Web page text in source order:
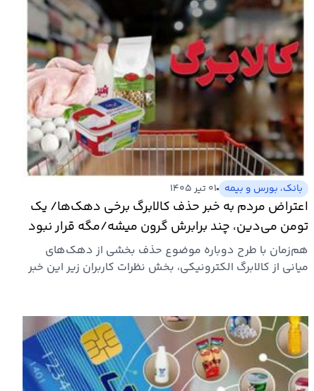
بانک، بورس و بیمه ۰۱ تیر ۱۴۰۵
اعتراض مردم به خبر حذف کالابرگ برخی دهک‌ها/ یک
تومن می‌دین، چند برابرش گرون میشه/مگه قرار نبود
کالابرگ برای همه باشه؟
هم‌زمان با طرح دوباره موضوع حذف بخشی از دهک‌های
میانی از کالابرگ الکترونیکی، بخش نظرات کاربران زیر این خبر